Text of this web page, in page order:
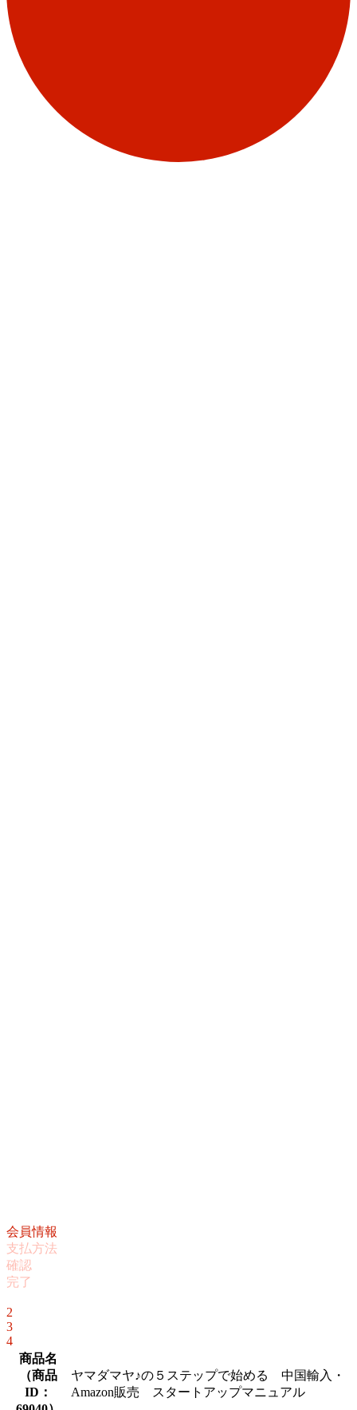
会員情報
支払方法
確認
完了
2
3
4
商品名
（商品
ID：
ヤマダマヤ♪の５ステップで始める 中国輸入・
Amazon販売 スタートアップマニュアル